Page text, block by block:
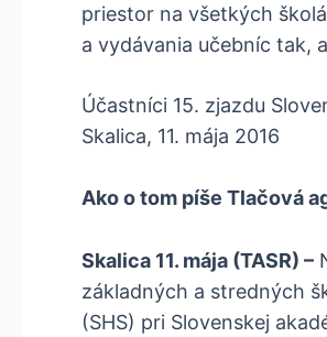
priestor na všetkých
a vydávania učebníc tak,
Účastníci 15. zjazdu
Skalica, 11. mája 2016
Ako o tom píše Tlačová
Skalica 11. mája (TASR) –
základných a stredných
(SHS) pri Slovenskej